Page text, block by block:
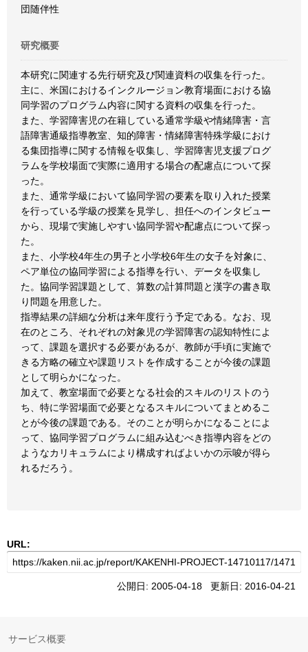
団随伴性
研究概要
本研究に関連する先行研究及び関連資料の収集を行った。
主に、米国におけるインクルージョン教育場面における協
同学習のプログラム内容に関する資料の収集を行った。
また、学習障害児の在籍している通常学級や情緒障害・言
語障害通級指導教室、知的障害・情緒障害特殊学級におけ
る集団指導に関する情報を収集し、学習障害児支援プログ
ラムを学校場面で実際に適用する場合の配慮点について探
った。
また、通常学級において協同学習の要素を取り入れた授業
を行っている学級の授業を見学し、担任へのインタビュー
から、現場で実施しやすい協同学習や配慮点について探っ
た。
また、小学校4年生の男子と小学校6年生の女子を対象に、
ペア単位の協同学習による指導を行い、データを収集し
た。協同学習課題として、算数の計算問題と漢字の書き取
り問題を用意した。
指導結果の詳細な分析は来年度行う予定である。なお、現
在のところ、それぞれの対象児の学習障害の認知特性によ
って、課題を選択する必要があるが、教師が手頃に実施で
きる方略の確立や課題リストを作成することが今後の課題
として明らかになった。
加えて、教室場面で必要となる社会的スキルのリストのう
ち、特に学習場面で必要となるスキルについてまとめるこ
とが今後の課題である。そのことが明らかになることによ
って、協同学習プログラムに組み込むべき指導内容をどの
ようなカリキュラムにより構成すればよいかの示唆が得ら
れるだろう。
URL:
公開日: 2005-04-18 更新日: 2016-04-21
サービス概要